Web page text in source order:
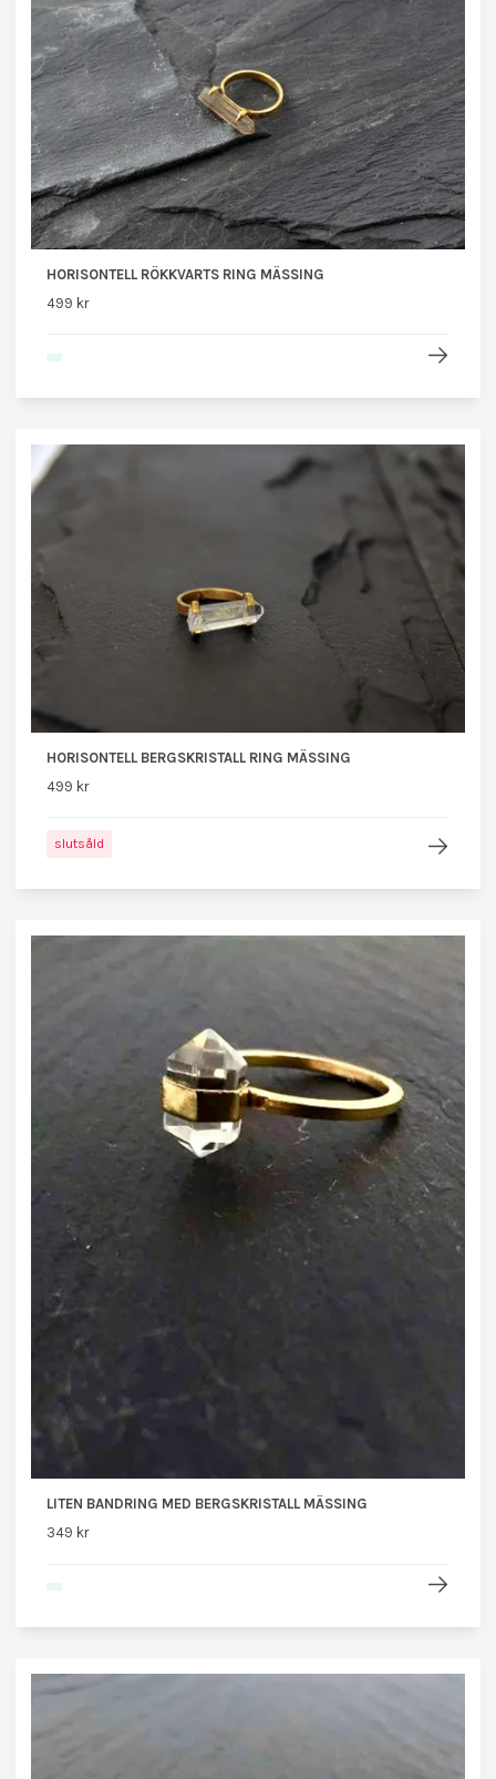
HORISONTELL RÖKKVARTS RING MÄSSING
499 kr
HORISONTELL BERGSKRISTALL RING MÄSSING
499 kr
slutsåld
LITEN BANDRING MED BERGSKRISTALL MÄSSING
349 kr